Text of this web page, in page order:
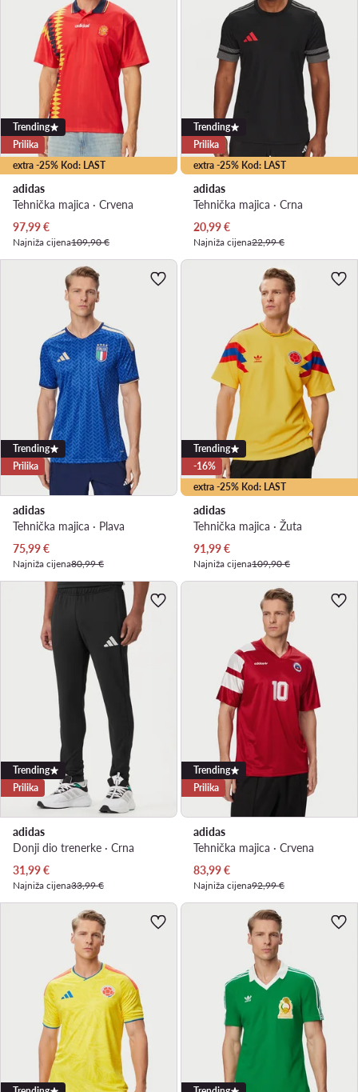
extra -25% Kod: LAST
Trending
Prilika
adidas
Tehnička majica · Crvena
Trenutna cijena
97,99€
Najniža cijena109,90 €
extra -25% Kod: LAST
Trending
Prilika
adidas
Tehnička majica · Crna
Trenutna cijena
20,99€
Najniža cijena22,99 €
Trending
Prilika
adidas
Tehnička majica · Plava
Trenutna cijena
75,99€
Najniža cijena80,99 €
extra -25% Kod: LAST
Trending
-16%
adidas
Tehnička majica · Žuta
Trenutna cijena
91,99€
Najniža cijena109,90 €
Trending
Prilika
adidas
Donji dio trenerke · Crna
Trenutna cijena
31,99€
Najniža cijena33,99 €
Trending
Prilika
adidas
Tehnička majica · Crvena
Trenutna cijena
83,99€
Najniža cijena92,99 €